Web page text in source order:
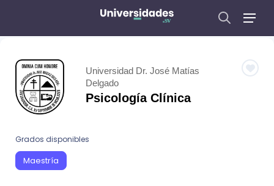
Universidad Dr. José Matías
Delgado
Psicología Clínica
Grados disponibles
Maestría